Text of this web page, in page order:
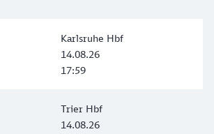
Karlsruhe Hbf
14.08.26
17:59
Trier Hbf
14.08.26